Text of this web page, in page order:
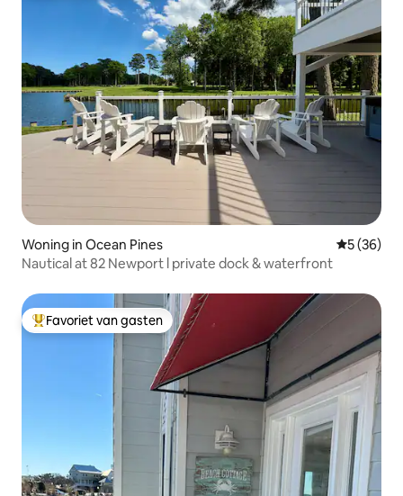
Woning in Ocean Pines
5 (36)
Nautical at 82 Newport l private dock & waterfront
Topfavoriet van gasten
Favoriet van gasten